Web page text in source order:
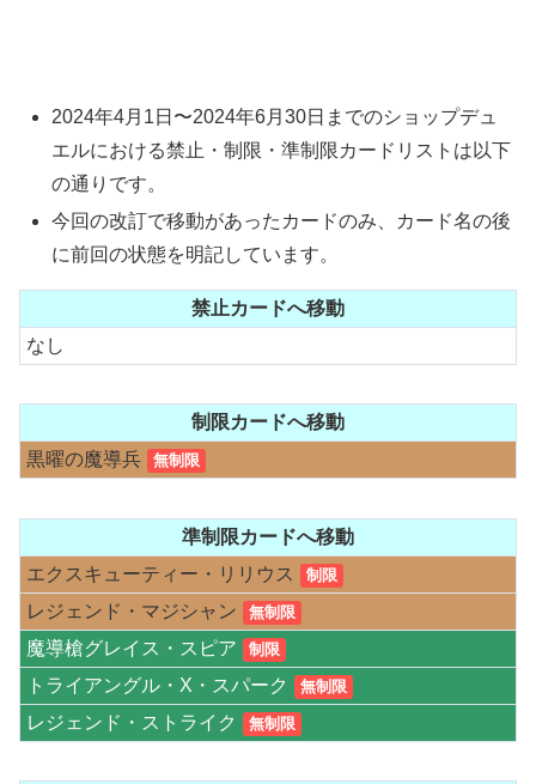
2024年4月1日〜2024年6月30日までのショップデュ
エルにおける禁止・制限・準制限カードリストは以下
の通りです。
今回の改訂で移動があったカードのみ、カード名の後
に前回の状態を明記しています。
禁止カードへ移動
なし
制限カードへ移動
黒曜の魔導兵
無制限
準制限カードへ移動
エクスキューティー・リリウス
制限
レジェンド・マジシャン 無制限
魔導槍グレイス・スピア 制限
トライアングル・X・スパーク 無制限
レジェンド・ストライク 無制限